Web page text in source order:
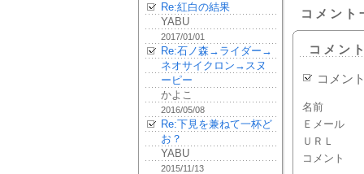
Re:紅白の結果
YABU
2017/01/01
Re:石ノ森→ライダー→
ネオサイクロン→スヌ
ーピー
かよこ
2016/05/08
Re:下見を兼ねて一杯ど
お？
YABU
2015/11/13
コメント
コメン
コメン
名前
Ｅメール
ＵＲＬ
コメント